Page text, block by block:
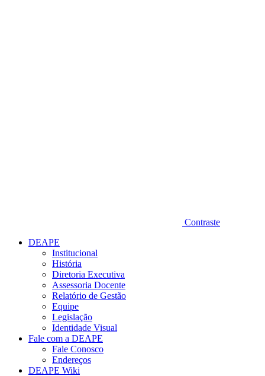
Contraste
DEAPE
Institucional
História
Diretoria Executiva
Assessoria Docente
Relatório de Gestão
Equipe
Legislação
Identidade Visual
Fale com a DEAPE
Fale Conosco
Endereços
DEAPE Wiki